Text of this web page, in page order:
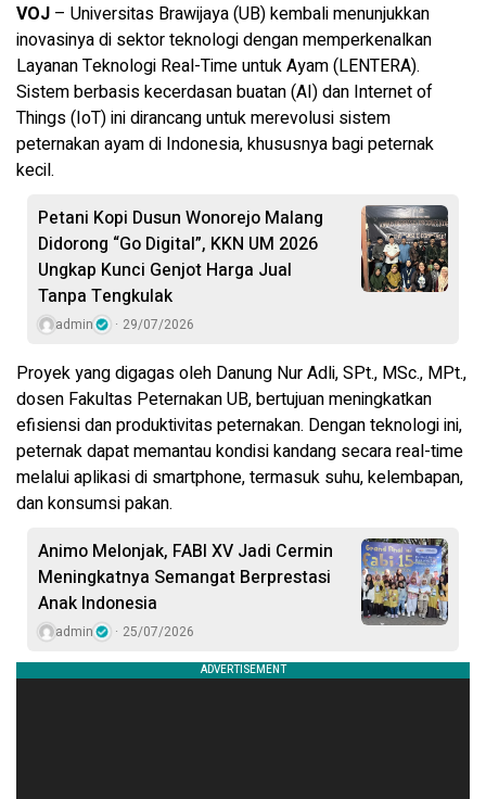
VOJ – Universitas Brawijaya (UB) kembali menunjukkan
inovasinya di sektor teknologi dengan memperkenalkan
Layanan Teknologi Real-Time untuk Ayam (LENTERA).
Sistem berbasis kecerdasan buatan (AI) dan Internet of
Things (IoT) ini dirancang untuk merevolusi sistem
peternakan ayam di Indonesia, khususnya bagi peternak
kecil.
Petani Kopi Dusun Wonorejo Malang
Didorong “Go Digital”, KKN UM 2026
Ungkap Kunci Genjot Harga Jual
Tanpa Tengkulak
admin 29/07/2026
Proyek yang digagas oleh Danung Nur Adli, SPt., MSc., MPt.,
dosen Fakultas Peternakan UB, bertujuan meningkatkan
efisiensi dan produktivitas peternakan. Dengan teknologi ini,
peternak dapat memantau kondisi kandang secara real-time
melalui aplikasi di smartphone, termasuk suhu, kelembapan,
dan konsumsi pakan.
Animo Melonjak, FABI XV Jadi Cermin
Meningkatnya Semangat Berprestasi
Anak Indonesia
admin 25/07/2026